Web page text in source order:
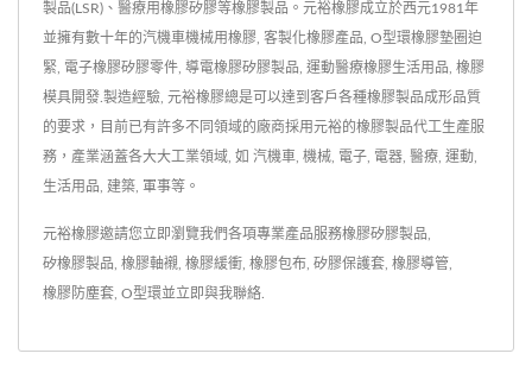
製品(LSR)、醫療用橡膠矽膠等橡膠製品。元裕橡膠成立於西元1981年
並擁有數十年的汽機車機械用橡膠, 客製化橡膠產品, O型環橡膠墊圈迫
緊, 電子橡膠矽膠零件, 導電橡膠矽膠製品, 運動醫療橡膠生活用品, 橡膠
模具開發.製造經驗, 元裕橡膠總是可以達到客戶各種橡膠製品成形品質
的要求，目前已有許多不同領域的廠商採用元裕的橡膠製品代工生產服
務，產業涵蓋各大大工業領域, 如 汽機車, 機械, 電子, 電器, 醫療, 運動,
生活用品, 建築, 軍事等。
元裕橡膠邀請您立即瀏覽我們各項專業產品服務橡膠矽膠製品
矽橡膠製品 橡膠軸襯 橡膠緩衝 橡膠包布 矽膠保護套 橡膠導管
橡膠防塵套 O型環並立即與我聯絡